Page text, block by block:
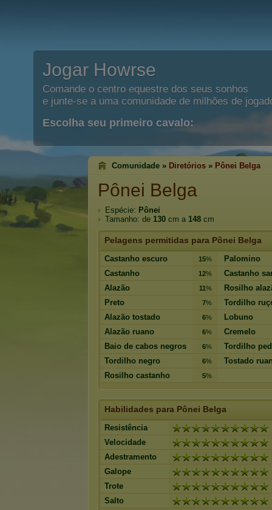
Jogar Howrse
Comande o centro equestre dos seus sonhos
e junte-se a uma comunidade de milhões de
Escolha seu primeiro cavalo:
Comunidade » Diretórios » Pônei Belga
Pônei Belga
Espécie: Pônei
Tamanho: de 130 cm a 148 cm
Pelagens permitidas para Pônei Belga
Castanho escuro 15%
Palomino
Castanho
12%
Castanho
Alazão
11%
Rosilho
Preto
7%
Tordilho
Alazão tostado
6%
Lobuno
Alazão ruano
6%
Cremelo
Baio de cabos negros
6%
Tordilho
Tordilho negro
6%
Tostado
Rosilho castanho
5%
Habilidades para Pônei Belga
Resistência
Velocidade
Adestramento
Galope
Trote
Salto